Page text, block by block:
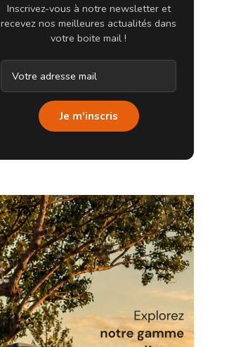
Inscrivez-vous à notre newsletter et
recevez nos meilleures actualités dans
votre boite mail !
Je m'inscris